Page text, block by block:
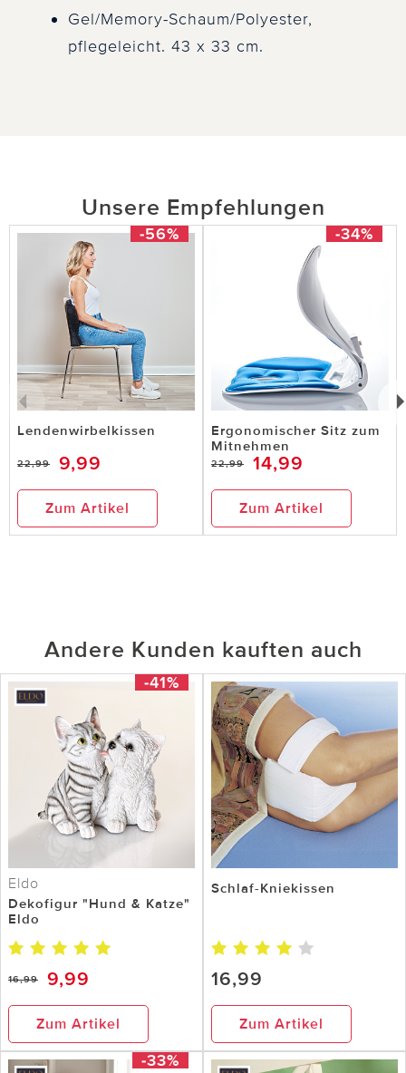
Gel/Memory-Schaum/Polyester,
pflegeleicht. 43 x 33 cm.
Unsere Empfehlungen
-56%
Lendenwirbelkissen
22,99 9,99
Zum Artikel
-34%
Ergonomischer Sitz zum
Mitnehmen
22,99 14,99
Zum Artikel
Andere Kunden kauften auch
-41%
Eldo
Dekofigur "Hund & Katze"
Eldo
16,99 9,99
Zum Artikel
Schlaf-Kniekissen
16,99
Zum Artikel
-33%